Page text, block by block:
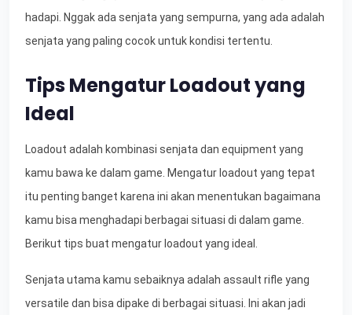
hadapi. Nggak ada senjata yang sempurna, yang ada adalah
senjata yang paling cocok untuk kondisi tertentu.
Tips Mengatur Loadout yang
Ideal
Loadout adalah kombinasi senjata dan equipment yang
kamu bawa ke dalam game. Mengatur loadout yang tepat
itu penting banget karena ini akan menentukan bagaimana
kamu bisa menghadapi berbagai situasi di dalam game.
Berikut tips buat mengatur loadout yang ideal.
Senjata utama kamu sebaiknya adalah assault rifle yang
versatile dan bisa dipake di berbagai situasi. Ini akan jadi